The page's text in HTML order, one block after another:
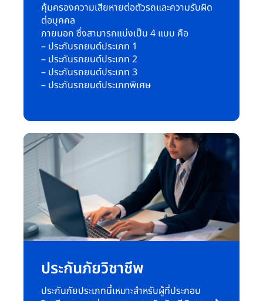
คุ้มครองความเสียหายต่อตัวรถและความรับผิด
ต่อบุคคล
ภายนอก ซึ่งสามารถแบ่งเป็น 4 แบบ คือ
– ประกันรถยนต์ประเภท 1
– ประกันรถยนต์ประเภท 2
– ประกันรถยนต์ประเภท 3
– ประกันรถยนต์ประเภทพิเศษ
ประกันภัยวิชาชีพ
ประกันภัยประเภทนี้เหมาะสำหรับผู้ที่ประกอบ